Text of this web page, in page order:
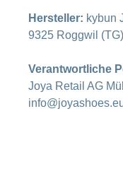
Hersteller: kybun
9325 Roggwil
Verantwortliche
Joya Retail AG